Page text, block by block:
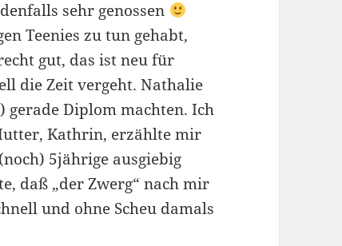
sehr genossen
Teenies zu tun gehabt,
gut, das ist neu für
die Zeit vergeht. Nathalie
gerade Diplom machten. Ich
Kathrin, erzählte mir
5jährige ausgiebig
daß „der Zwerg“ nach mir
und ohne Scheu damals